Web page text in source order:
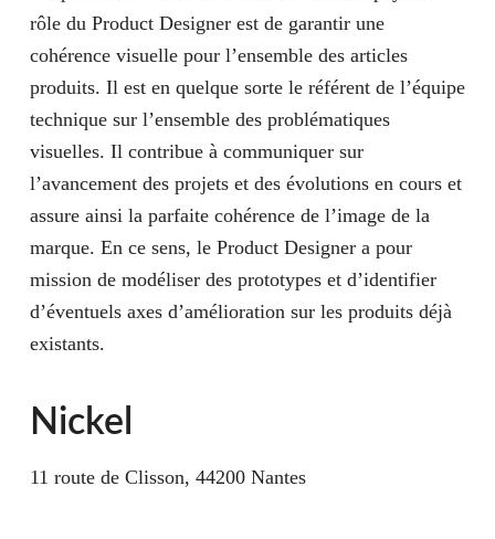
rôle du Product Designer est de garantir une
cohérence visuelle pour l’ensemble des articles
produits. Il est en quelque sorte le référent de l’équipe
technique sur l’ensemble des problématiques
visuelles. Il contribue à communiquer sur
l’avancement des projets et des évolutions en cours et
assure ainsi la parfaite cohérence de l’image de la
marque. En ce sens, le Product Designer a pour
mission de modéliser des prototypes et d’identifier
d’éventuels axes d’amélioration sur les produits déjà
existants.
Nickel
11 route de Clisson, 44200 Nantes